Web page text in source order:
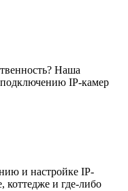
Наша
подключению IP-камер
и настройке IP-
коттедже и где-либо